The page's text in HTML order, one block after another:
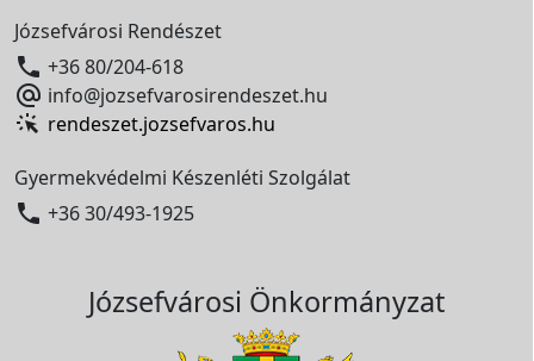
Józsefvárosi Rendészet
 +36 80/204-618
 info@jozsefvarosirendeszet.hu
rendeszet.jozsefvaros.hu
Gyermekvédelmi Készenléti Szolgálat
 +36 30/493-1925
Józsefvárosi Önkormányzat